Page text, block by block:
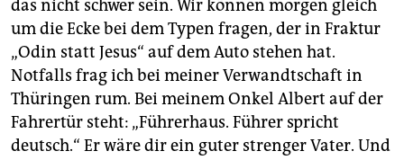
das nicht schwer sein. Wir können morgen gleich
um die Ecke bei dem Typen fragen, der in Fraktur
„Odin statt Jesus“ auf dem Auto stehen hat.
Notfalls frag ich bei meiner Verwandtschaft in
Thüringen rum. Bei meinem Onkel Albert auf der
Fahrertür steht: „Führerhaus. Führer spricht
deutsch.“ Er wäre dir ein guter strenger Vater. Und